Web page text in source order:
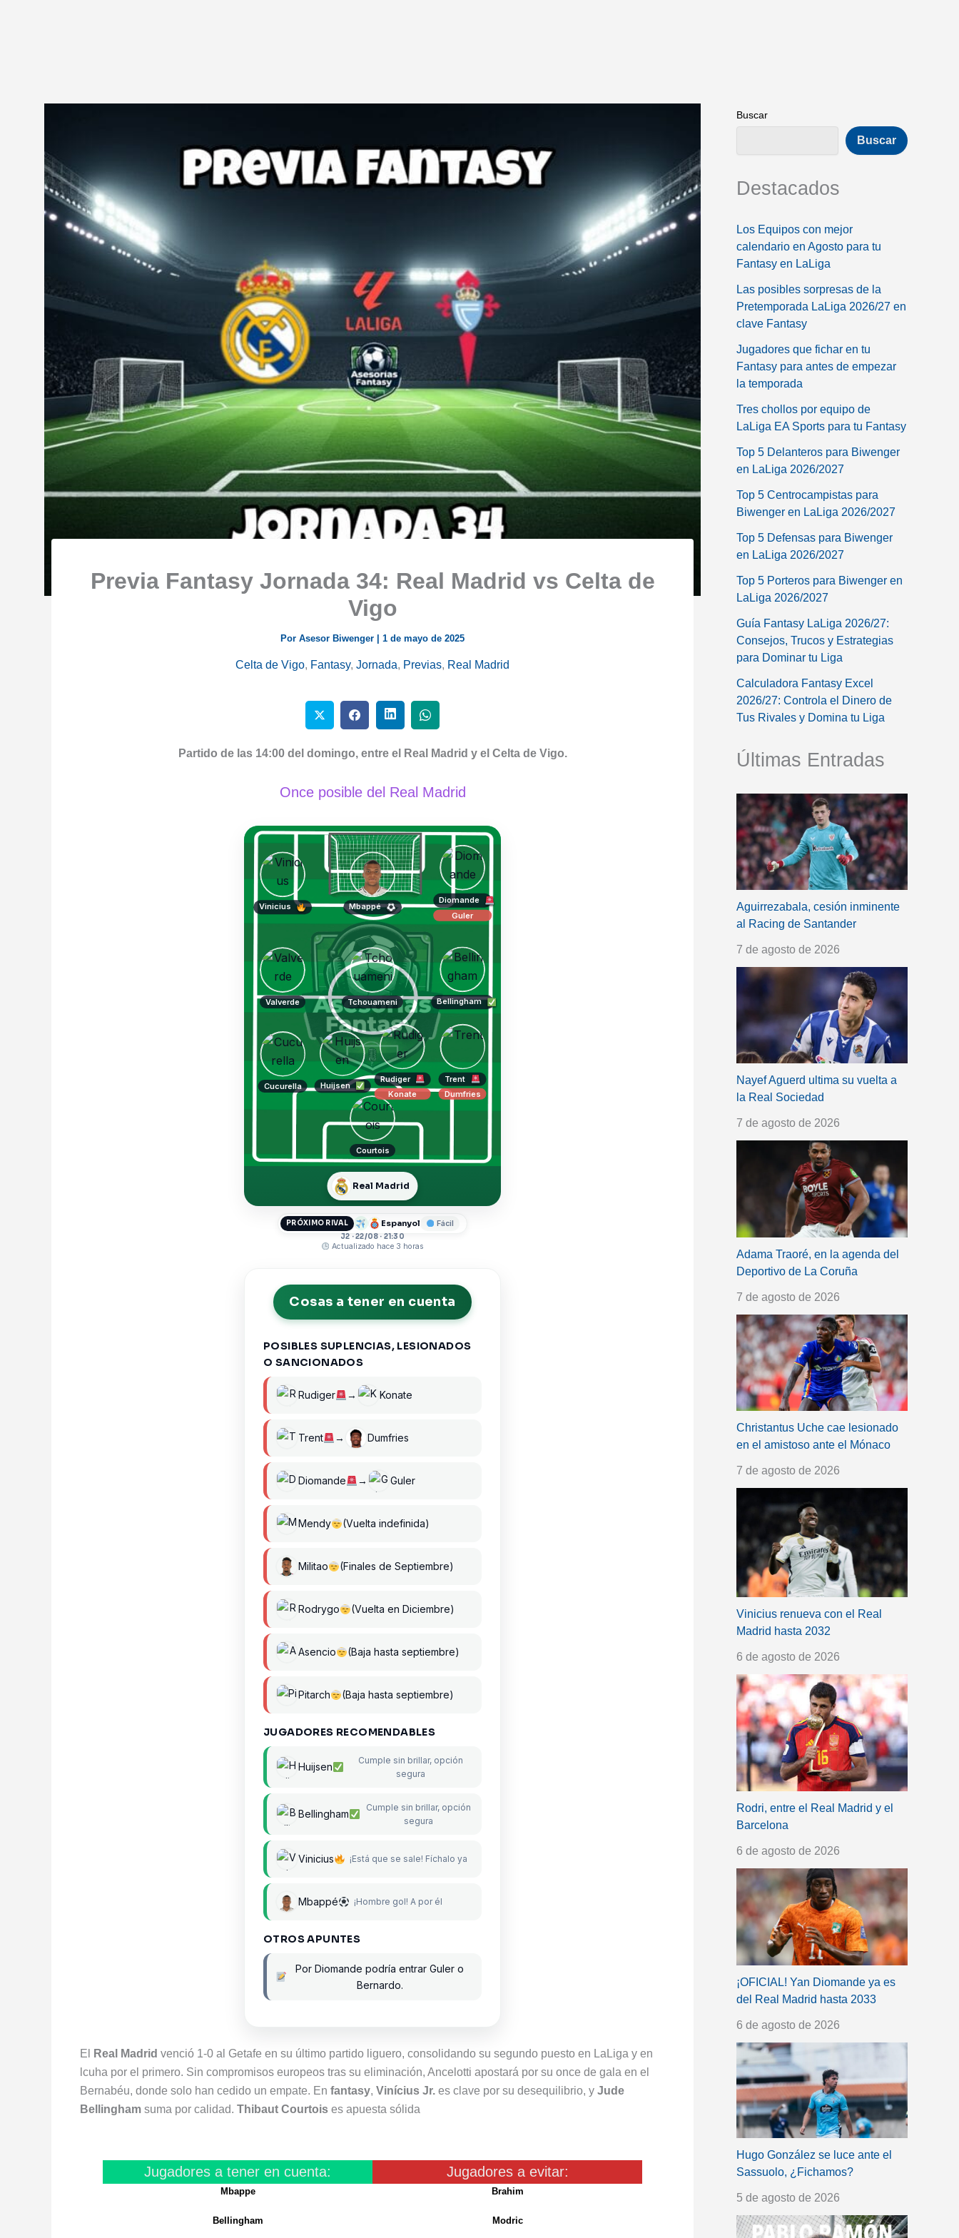
Previa Fantasy Jornada 34: Real Madrid vs Celta de
Vigo
Por Asesor Biwenger 1 de mayo de 2025
Celta de Vigo, Fantasy, Jornada, Previas, Real Madrid
Partido de las 14:00 del domingo, entre el Real Madrid y el Celta de Vigo.
Once posible del Real Madrid
Courtois
Cucurella Huijsen
Rudiger
Konate
Trent
Dumfries
Valverde Tchouameni Bellingham
Vinicius Mbappé
Diomande
Guler
Real Madrid
PRÓXIMO RIVAL Espanyol Fácil
J2 · 22/08 · 21:30
Actualizado hace 3 horas
Cosas a tener en cuenta
POSIBLES SUPLENCIAS, LESIONADOS
O SANCIONADOS
Rudiger → Konate
Trent → Dumfries
Diomande → Guler
Mendy (Vuelta indefinida)
Militao (Finales de Septiembre)
Rodrygo (Vuelta en Diciembre)
Asencio (Baja hasta septiembre)
Pitarch (Baja hasta septiembre)
JUGADORES RECOMENDABLES
Huijsen
Cumple sin brillar, opción
segura
Bellingham
Cumple sin brillar, opción
segura
Vinicius ¡Está que se sale! Fíchalo ya
Mbappé ¡Hombre gol! A por él
OTROS APUNTES
Por Diomande podría entrar Guler o
Bernardo.
El Real Madrid venció 1-0 al Getafe en su último partido liguero, consolidando su segundo puesto en LaLiga y en
lcuha por el primero. Sin compromisos europeos tras su eliminación, Ancelotti apostará por su once de gala en el
Bernabéu, donde solo han cedido un empate. En fantasy, Vinícius Jr. es clave por su desequilibrio, y Jude
Bellingham suma por calidad. Thibaut Courtois es apuesta sólida
Jugadores a tener en cuenta:
Mbappe
Bellingham
Jugadores a evitar:
Brahim
Modric
Buscar
Buscar
Destacados
Los Equipos con mejor
calendario en Agosto para tu
Fantasy en LaLiga
Las posibles sorpresas de la
Pretemporada LaLiga 2026/27 en
clave Fantasy
Jugadores que fichar en tu
Fantasy para antes de empezar
la temporada
Tres chollos por equipo de
LaLiga EA Sports para tu Fantasy
Top 5 Delanteros para Biwenger
en LaLiga 2026/2027
Top 5 Centrocampistas para
Biwenger en LaLiga 2026/2027
Top 5 Defensas para Biwenger
en LaLiga 2026/2027
Top 5 Porteros para Biwenger en
LaLiga 2026/2027
Guía Fantasy LaLiga 2026/27:
Consejos, Trucos y Estrategias
para Dominar tu Liga
Calculadora Fantasy Excel
2026/27: Controla el Dinero de
Tus Rivales y Domina tu Liga
Últimas Entradas
Aguirrezabala, cesión inminente
al Racing de Santander
7 de agosto de 2026
Nayef Aguerd ultima su vuelta a
la Real Sociedad
7 de agosto de 2026
Adama Traoré, en la agenda del
Deportivo de La Coruña
7 de agosto de 2026
Christantus Uche cae lesionado
en el amistoso ante el Mónaco
7 de agosto de 2026
Vinicius renueva con el Real
Madrid hasta 2032
6 de agosto de 2026
Rodri, entre el Real Madrid y el
Barcelona
6 de agosto de 2026
¡OFICIAL! Yan Diomande ya es
del Real Madrid hasta 2033
6 de agosto de 2026
Hugo González se luce ante el
Sassuolo, ¿Fichamos?
5 de agosto de 2026